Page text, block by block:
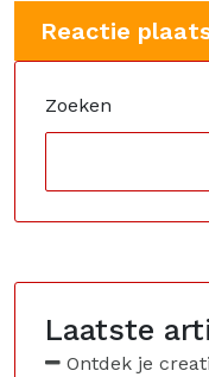
Zoeken
Laatste
Ontdek je